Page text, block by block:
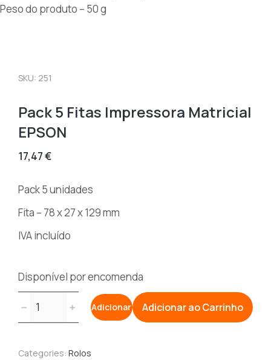
Peso do produto – 50 g
SKU: 251
Pack 5 Fitas Impressora Matricial
EPSON
17,47€
Pack 5 unidades
Fita – 78 x 27 x 129 mm
IVA incluído
Disponível por encomenda
Quantidade
5
﹣ ﹢ Adicionar Adicionar ao Carrinho
Categories: Rolos